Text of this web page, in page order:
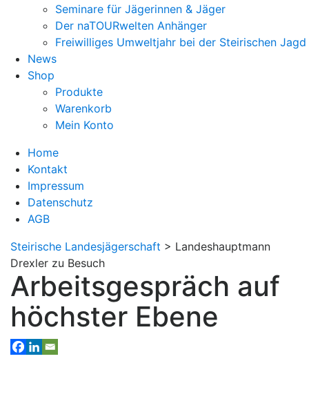
Seminare für Jägerinnen & Jäger
Der naTOURwelten Anhänger
Freiwilliges Umweltjahr bei der Steirischen Jagd
News
Shop
Produkte
Warenkorb
Mein Konto
Home
Kontakt
Impressum
Datenschutz
AGB
Steirische Landesjägerschaft > Landeshauptmann
Drexler zu Besuch
Arbeitsgespräch auf
höchster Ebene